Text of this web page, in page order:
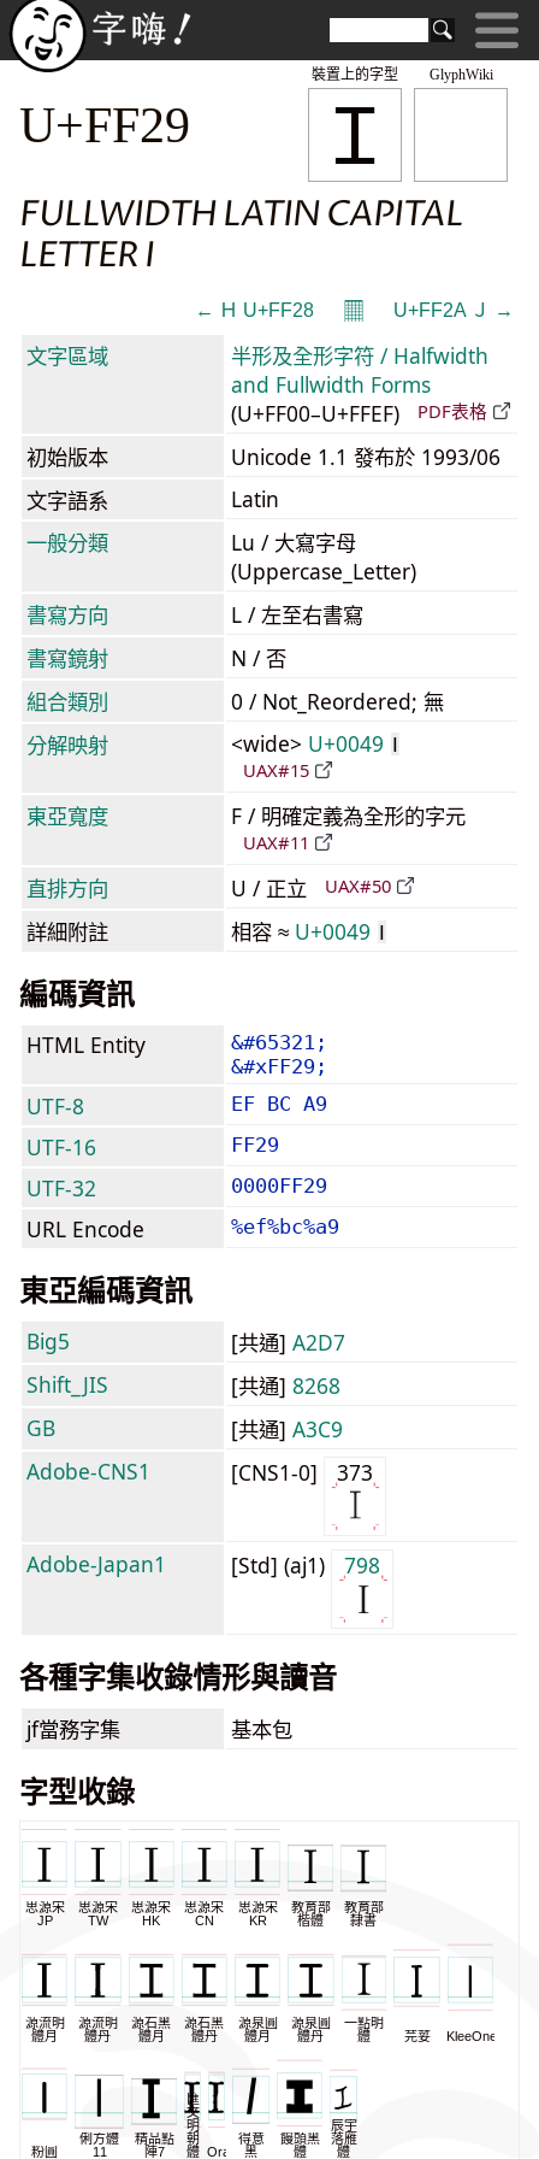
GlyphWiki
Ｉ
裝置上的字型
U+FF29
FULLWIDTH LATIN CAPITAL
LETTER I
← Ｈ U+FF28 𝄜 U+FF2A Ｊ →
文字區域
半形及全形字符 / Halfwidth
and Fullwidth Forms
(U+FF00–U+FFEF)
PDF表格
初始版本
Unicode 1.1 發布於 1993/06
文字語系
Latin
一般分類
Lu / 大寫字母
(Uppercase_Letter)
書寫方向
L / 左至右書寫
書寫鏡射
N / 否
組合類別
0 / Not_Reordered; 無
分解映射
<wide> U+0049 I
UAX#15
東亞寬度 F / 明確定義為全形的字元
UAX#11
直排方向 U / 正立 UAX#50
詳細附註 相容 ≈ U+0049 I
編碼資訊
HTML Entity
&#65321;
&#xFF29;
UTF-8 EF BC A9
UTF-16 FF29
UTF-32 0000FF29
URL Encode %ef%bc%a9
東亞編碼資訊
Big5 [共通] A2D7
Shift_JIS
[共通] 8268
GB
[共通] A3C9
Adobe-CNS1
[CNS1-0] 373
Adobe-Japan1 [Std] (aj1) 798
各種字集收錄情形與讀音
jf當務字集 基本包
字型收錄
思源宋
JP
思源宋
TW
思源宋
HK
思源宋
CN
思源宋
KR
教育部
楷體
教育部
隸書
源流明
體月
源流明
體丹
源石黑
體月
源石黑
體丹
源泉圓
體月
源泉圓
體丹
一點明
體
芫荽 KleeOne
粉圓
俐方體
11
精品點
陣7
匯
文
明
朝
體 Oradano
得意
黑
饅頭黑
體
辰宇
落雁
體